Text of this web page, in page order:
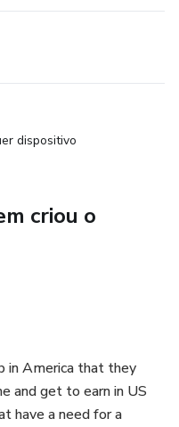
dispositivo
criou o
in America that they
and get to earn in US
have a need for a